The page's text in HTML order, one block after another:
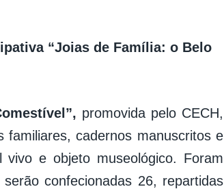
“Joias de Família: o Belo
promovida pelo CECH,
familiares, cadernos manuscritos e
vivo e objeto museológico. Foram
confecionadas 26, repartidas